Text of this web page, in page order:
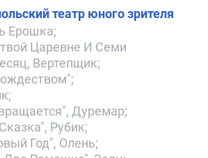
театр юного зрителя
Ерошка;
Царевне И Семи
Вертепщик;
Дуремар;
Рубик;
Год", Олень;